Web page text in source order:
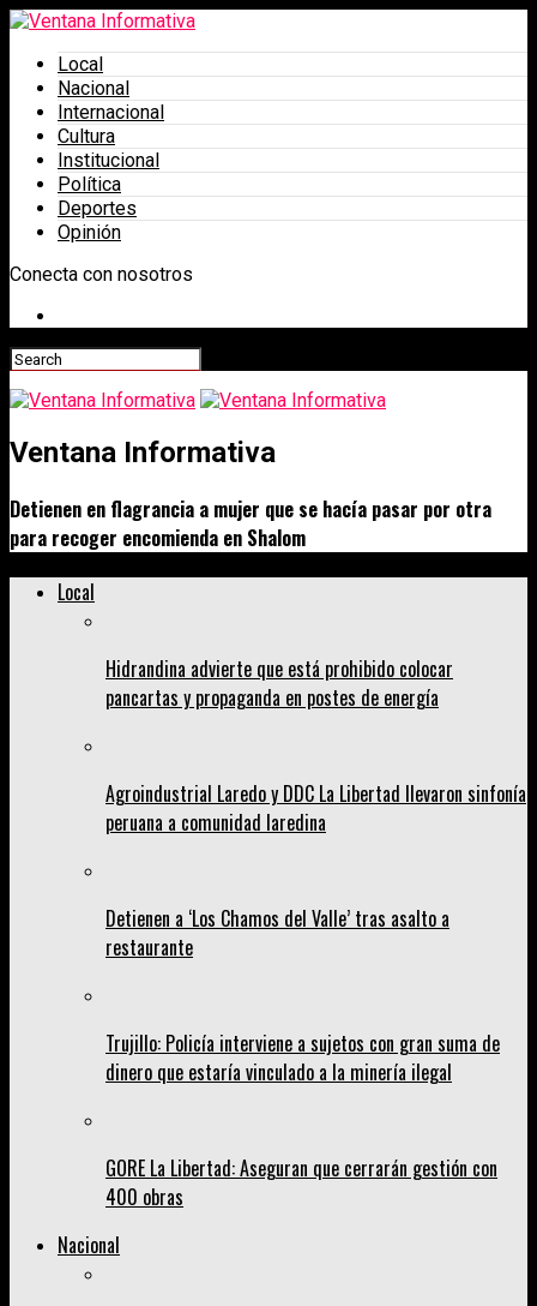
Local
Nacional
Internacional
Cultura
Institucional
Política
Deportes
Opinión
Conecta con nosotros
Ventana Informativa
Detienen en flagrancia a mujer que se hacía pasar por otra
para recoger encomienda en Shalom
Local
Hidrandina advierte que está prohibido colocar
pancartas y propaganda en postes de energía
Agroindustrial Laredo y DDC La Libertad llevaron sinfonía
peruana a comunidad laredina
Detienen a ‘Los Chamos del Valle’ tras asalto a
restaurante
Trujillo: Policía interviene a sujetos con gran suma de
dinero que estaría vinculado a la minería ilegal
GORE La Libertad: Aseguran que cerrarán gestión con
400 obras
Nacional